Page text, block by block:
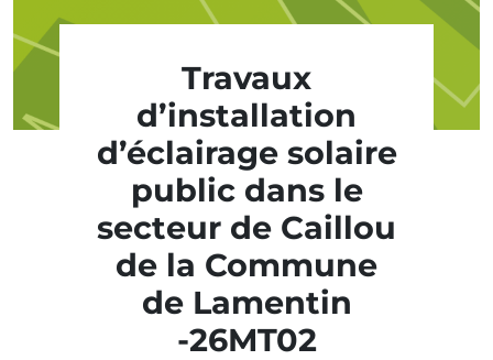
Travaux
d’installation
d’éclairage solaire
public dans le
secteur de Caillou
de la Commune
de Lamentin
-26MT02